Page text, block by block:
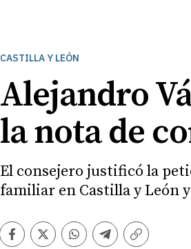
CASTILLA Y LEÓN
Alejandro
la nota de
El consejero justificó la
familiar en Castilla y León
Facebook
TwitterWhatsapp
Telegram
Copiar